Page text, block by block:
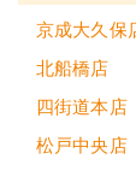
京成大久保
北船橋店
四街道本店
松戸中央店